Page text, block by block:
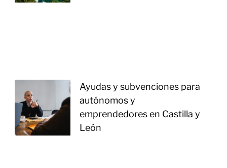
Ayudas y subvenciones para
autónomos y
emprendedores en Castilla y
León